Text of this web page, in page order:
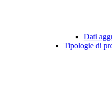
Dati
Tipologie di